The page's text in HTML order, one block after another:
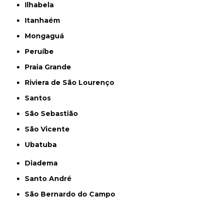
Ilhabela
Itanhaém
Mongaguá
Peruíbe
Praia Grande
Riviera de São Lourenço
Santos
São Sebastião
São Vicente
Ubatuba
Diadema
Santo André
São Bernardo do Campo